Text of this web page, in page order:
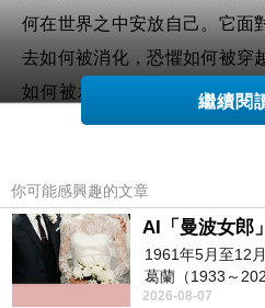
何在世界之中安放自己。它面
去如何被消化，恐懼如何被穿
如何被承受，有限生命之中
垮。這些問題並不天然等同於
的位置，它不應該急於宣布宇
切現象，而更像是一種主體如
言。
問題往往在於兩者都太容易越
繼續閱
你可能感興趣的文章
1961年5月至12
葛蘭（1933～
2004）乘郵輪赴
2026-08-07